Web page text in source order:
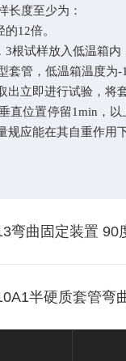
长度至少为：
的12倍。
3根试样放入低温箱内
套管，低温箱温度为-
即进行试验，将套
直位置停留1min ，
规应能在其自重作用
弯曲固定装置 90
半硬质套管弯